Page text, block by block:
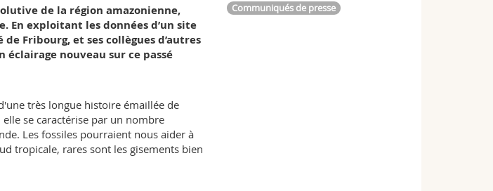
de la région amazonienne,
exploitant les données d’un site
Fribourg, et ses collègues d’autres
nouveau sur ce passé
très longue histoire émaillée de
se caractérise par un nombre
Les fossiles pourraient nous aider à
tropicale, rares sont les gisements bien
Communiqués de presse